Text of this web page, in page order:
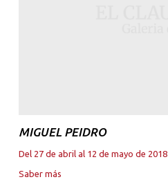
MIGUEL PEIDRO
Del 27 de abril al 12 de mayo de 2018
Saber más